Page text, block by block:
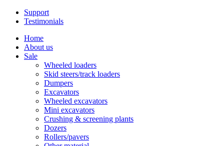
Support
Testimonials
Home
About us
Sale
Wheeled loaders
Skid steers/track loaders
Dumpers
Excavators
Wheeled excavators
Mini excavators
Crushing & screening plants
Dozers
Rollers/pavers